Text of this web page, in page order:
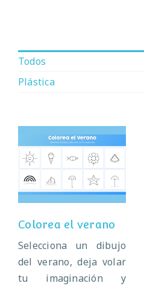
Todos
Plástica
Colorea el
verano
Colorea el verano
Selecciona un dibujo
del verano, deja volar
tu imaginación y